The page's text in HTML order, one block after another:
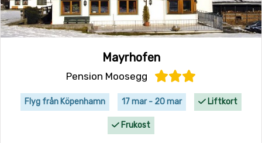
Mayrhofen
Pension Moosegg
Flyg från Köpenhamn 17 mar - 20 mar Liftkort
Frukost